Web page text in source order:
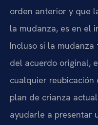
orden anterior y que
la mudanza, es en el
Incluso si la
del acuerdo original,
cualquier
plan de crianza
ayudarle a presentar